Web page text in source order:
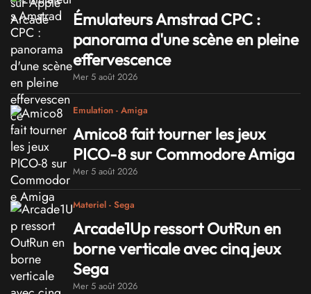
Émulateurs Amstrad CPC :
panorama d'une scène en pleine
effervescence
Mer 5 août 2026
Emulation - Amiga
Amico8 fait tourner les jeux
PICO-8 sur Commodore Amiga
Mer 5 août 2026
Materiel - Sega
Arcade1Up ressort OutRun en
borne verticale avec cinq jeux
Sega
Mer 5 août 2026